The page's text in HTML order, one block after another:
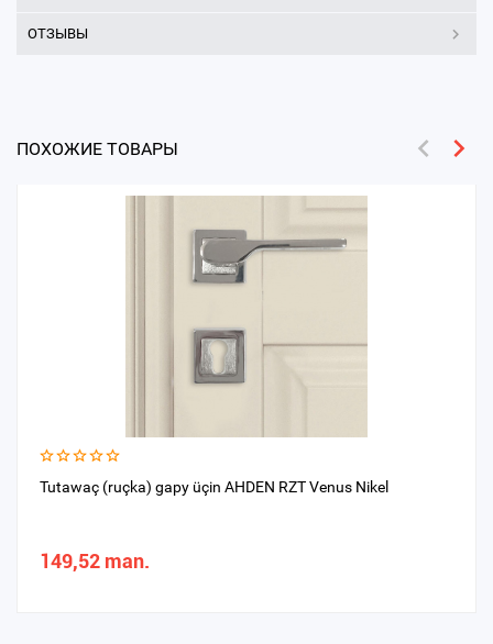
ОТЗЫВЫ
ПОХОЖИЕ ТОВАРЫ
Tutawaç (ruçka) gapy üçin AHDEN RZT Venus Nikel
149,52 man.